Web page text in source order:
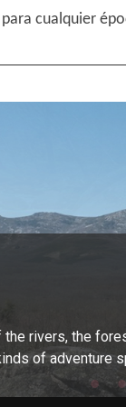
cualquier
viajero en su
Patrimonio de la
the Nature in
rivers, the
of adventure
and
trades and